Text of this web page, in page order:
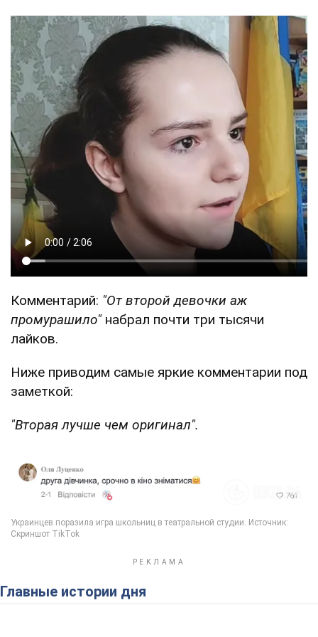
Комментарий: "От второй девочки аж
промурашило" набрал почти три тысячи
лайков.
Ниже приводим самые яркие комментарии под
заметкой:
"Вторая лучше чем оригинал".
Главные истории дня